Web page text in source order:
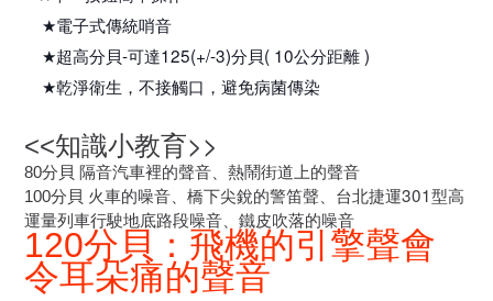
★電子式傳統哨音
★超高分貝-可達125(+/-3)分貝( 10公分距離 )
★乾淨衛生，不接觸口，避免病菌傳染
<<知識小教育>>
80分貝 隔音汽車裡的聲音、熱鬧街道上的聲音
100分貝 火車的噪音、橋下尖銳的警笛聲、台北捷運301型高
運量列車行駛地底路段噪音、鐵皮吹落的噪音
120分貝：飛機的引擎聲會
令耳朵痛的聲音